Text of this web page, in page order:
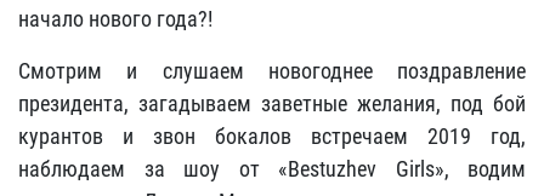
начало нового года?!
Смотрим и слушаем новогоднее поздравление
президента, загадываем заветные желания, под бой
курантов и звон бокалов встречаем 2019 год,
наблюдаем за шоу от «Bestuzhev Girls», водим